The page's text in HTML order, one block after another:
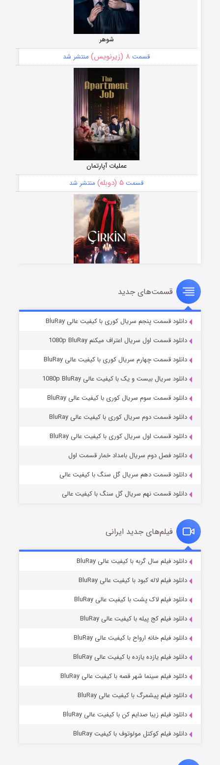
شوهر
قسمت ۸ (زیرنویس) منتشر شد
عملیات آپارتمان
قسمت ۵ (دوبله) منتشر شد
سریال زشت
قسمت۲ (زیرنویس) منتشر شد
مردگان متحرک: شهر مرده ۳
قسمت۲ (زیرنویس) منتشر شد
قسمت۷ (زیرنویس) منتشر شد
شوگر فصل ۲
قسمت‌های جدید
دانلود قسمت پنجم سریال کوری با کیفیت عالی BluRay
دانلود قسمت اول سریال اعتراف میکنم 1080p BluRay
دانلود قسمت چهارم سریال کوری با کیفیت عالی BluRay
دانلود سریال بیست و یک با کیفیت عالی 1080p BluRay
دانلود قسمت سوم سریال کوری با کیفیت عالی BluRay
دانلود قسمت دوم سریال کوری با کیفیت عالی BluRay
دانلود قسمت اول سریال کوری با کیفیت عالی BluRay
دانلود فصل دوم سریال بامداد خمار قسمت اول
دانلود قسمت دهم سریال گل سنگ با کیفیت عالی
دانلود قسمت نهم سریال گل سنگ با کیفیت عالی
فیلم‌های جدید ایرانی
دانلود فیلم سال گربه با کیفیت عالی BluRay
دانلود فیلم لاله کبود با کیفیت عالی BluRay
دانلود فیلم لاک پشت با کیفیت عالی BluRay
دانلود فیلم کج‌ پیله با کیفیت عالی BluRay
دانلود فیلم خانه ارواح با کیفیت عالی BluRay
دانلود فیلم یازده یازده با کیفیت عالی BluRay
دانلود فیلم سینما شهر قصه با کیفیت عالی BluRay
دانلود فیلم پیشمرگ با کیفیت عالی BluRay
دانلود فیلم زیبا صدایم کن با کیفیت عالی BluRay
دانلود فیلم کوکتل مولوتوف با کیفیت BluRay